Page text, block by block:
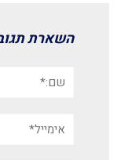
השארת